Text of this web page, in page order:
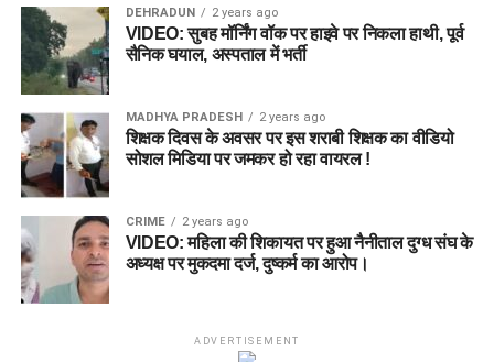
DEHRADUN 2 years ago
VIDEO: सुबह मॉर्निंग वॉक पर हाइवे पर निकला हाथी, पूर्व
सैनिक घयाल, अस्पताल में भर्ती
MADHYA PRADESH 2 years ago
शिक्षक दिवस के अवसर पर इस शराबी शिक्षक का वीडियो
सोशल मिडिया पर जमकर हो रहा वायरल !
CRIME 2 years ago
VIDEO: महिला की शिकायत पर हुआ नैनीताल दुग्ध संघ के
अध्यक्ष पर मुकदमा दर्ज, दुष्कर्म का आरोप।
ADVERTISEMENT